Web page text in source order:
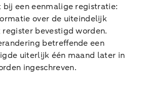
een eenmalige registratie:
over de uiteindelijk
bevestigd worden.
betreffende een
uiterlijk één maand later in
ingeschreven.